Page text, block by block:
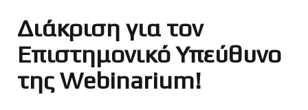
Διάκριση για τον
Επιστημονικό Υπεύθυνο
της Webinarium!